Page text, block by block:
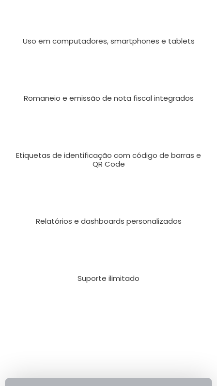
Uso em computadores, smartphones e tablets
Romaneio e emissão de nota fiscal integrados
Etiquetas de identificação com código de barras e
QR Code
Relatórios e dashboards personalizados
Suporte ilimitado